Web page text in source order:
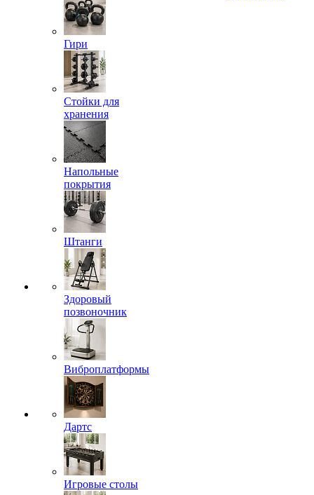
Гири
Стойки для
хранения
Напольные
покрытия
Штанги
Здоровый
позвоночник
Виброплатформы
Дартс
Игровые столы